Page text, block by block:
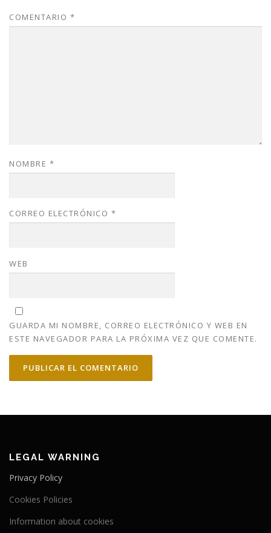
COMENTARIO *
NOMBRE *
CORREO ELECTRÓNICO *
WEB
GUARDA MI NOMBRE, CORREO ELECTRÓNICO Y WEB EN
ESTE NAVEGADOR PARA LA PRÓXIMA VEZ QUE COMENTE.
LEGAL WARNING
Privacy Policy
Cookies Policies
Information about cookies